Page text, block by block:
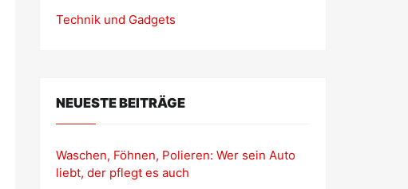
Technik und Gadgets
NEUESTE BEITRÄGE
Waschen, Föhnen, Polieren: Wer sein Auto
liebt, der pflegt es auch